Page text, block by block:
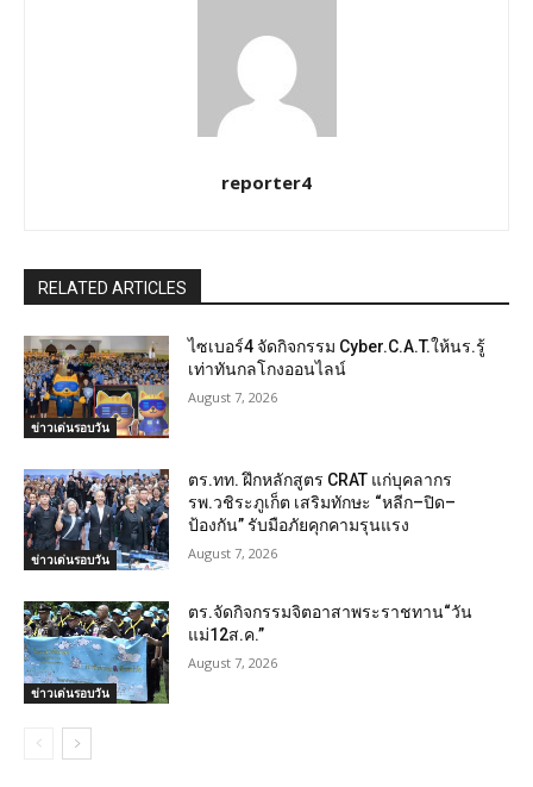
reporter4
RELATED ARTICLES
ข่าวเด่นรอบวัน
ไซเบอร์4 จัดกิจกรรม Cyber.C.A.T.ให้นร.รู้
เท่าทันกลโกงออนไลน์
August 7, 2026
ข่าวเด่นรอบวัน
ตร.ทท. ฝึกหลักสูตร CRAT แก่บุคลากร
รพ.วชิระภูเก็ต เสริมทักษะ “หลีก–ปิด–
ป้องกัน” รับมือภัยคุกคามรุนแรง
August 7, 2026
ข่าวเด่นรอบวัน
ตร.จัดกิจกรรมจิตอาสาพระราชทาน“วัน
แม่12ส.ค.”
August 7, 2026